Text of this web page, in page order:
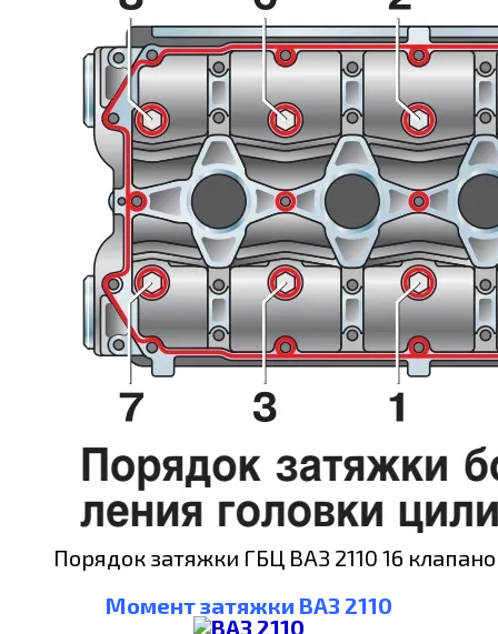
Порядок затяжки ГБЦ ВАЗ 2110 16
Момент затяжки ВАЗ 2110